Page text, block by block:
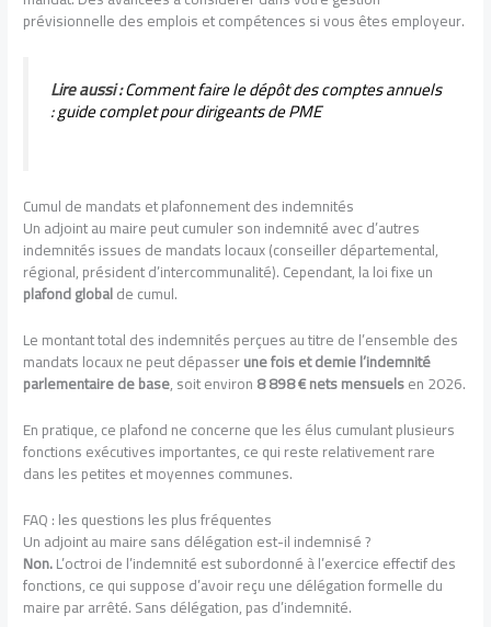
prévisionnelle des emplois et compétences si vous êtes employeur.
Lire aussi :Comment faire le dépôt des comptes annuels
: guide complet pour dirigeants de PME
Cumul de mandats et plafonnement des indemnités
Un adjoint au maire peut cumuler son indemnité avec d’autres
indemnités issues de mandats locaux (conseiller départemental,
régional, président d’intercommunalité). Cependant, la loi fixe un
plafond globalde cumul.
Le montant total des indemnités perçues au titre de l’ensemble des
mandats locaux ne peut dépasserune fois et demie l’indemnité
parlementaire de base, soit environ8 898 € nets mensuelsen 2026.
En pratique, ce plafond ne concerne que les élus cumulant plusieurs
fonctions exécutives importantes, ce qui reste relativement rare
dans les petites et moyennes communes.
FAQ : les questions les plus fréquentes
Un adjoint au maire sans délégation est-il indemnisé ?
Non.L’octroi de l’indemnité est subordonné à l’exercice effectif des
fonctions, ce qui suppose d’avoir reçu une délégation formelle du
maire par arrêté. Sans délégation, pas d’indemnité.